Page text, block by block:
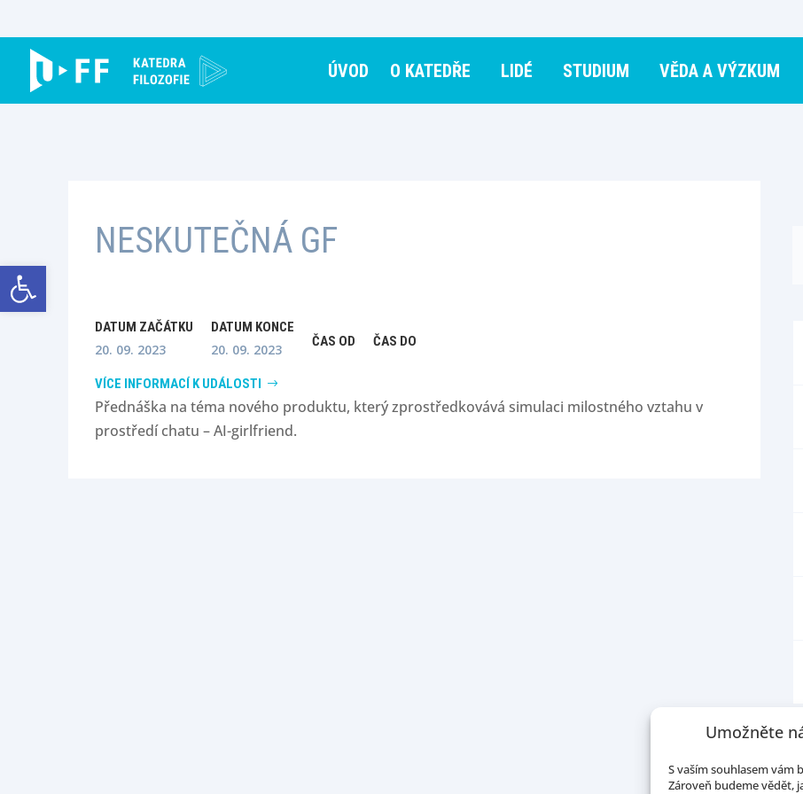
Open toolbar
content
Umožněte
S vaším souhlasem vám
Zároveň budeme vědět,
ÚVOD O KATEDŘE LIDÉ STUDIUM VĚDA A VÝZKUM
NESKUTEČNÁ GF
DATUM ZAČÁTKU
20. 09. 2023
DATUM KONCE
20. 09. 2023 ČAS OD ČAS DO
VÍCE INFORMACÍ K UDÁLOSTI
Přednáška na téma nového produktu, který zprostředkovává simulaci milostného vztahu v
prostředí chatu – AI-girlfriend.